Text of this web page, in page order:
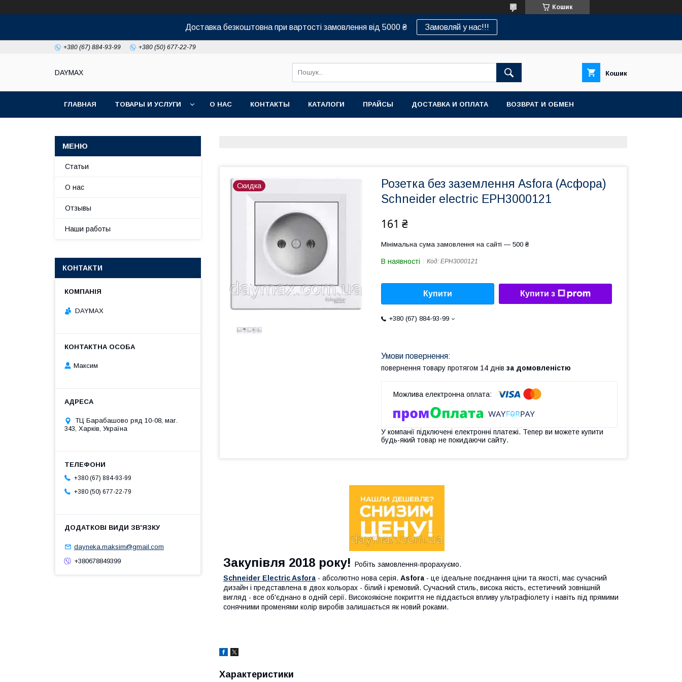
Кошик
Доставка безкоштовна при вартості замовлення від 5000 ₴ Замовляй у нас!!!
+380 (67) 884-93-99 +380 (50) 677-22-79
DAYMAX Кошик
ГЛАВНАЯ ТОВАРЫ И УСЛУГИ О НАС КОНТАКТЫ КАТАЛОГИ ПРАЙСЫ ДОСТАВКА И ОПЛАТА ВОЗВРАТ И ОБМЕН
Скидка
Розетка без заземлення Asfora (Асфора)
Schneider electric EPH3000121
161 ₴
Мінімальна сума замовлення на сайті — 500 ₴
В наявності Код: EPH3000121
Купити Купити з
+380 (67) 884-93-99
повернення товару протягом 14 днів за домовленістю
У компанії підключені електронні платежі. Тепер ви можете купити
будь-який товар не покидаючи сайту.
Закупівля 2018 року! Робіть замовлення-прорахуємо.
Schneider Electric Asfora - абсолютно нова серія. Asfora - це ідеальне поєднання ціни та якості, має сучасний
дизайн і представлена в двох кольорах - білий і кремовий. Сучасний стиль, висока якість, естетичний зовнішній
вигляд - все об'єднано в одній серії. Високоякісне покриття не піддається впливу ультрафіолету і навіть під прямими
сонячними променями колір виробів залишається як новий роками.
Характеристики
Статьи
О нас
Отзывы
Наши работы
КОНТАКТИ
DAYMAX
Максим
ТЦ Барабашово ряд 10-08, маг.
343, Харків, Україна
+380 (67) 884-93-99
+380 (50) 677-22-79
dayneka.maksim@gmail.com
+380678849399